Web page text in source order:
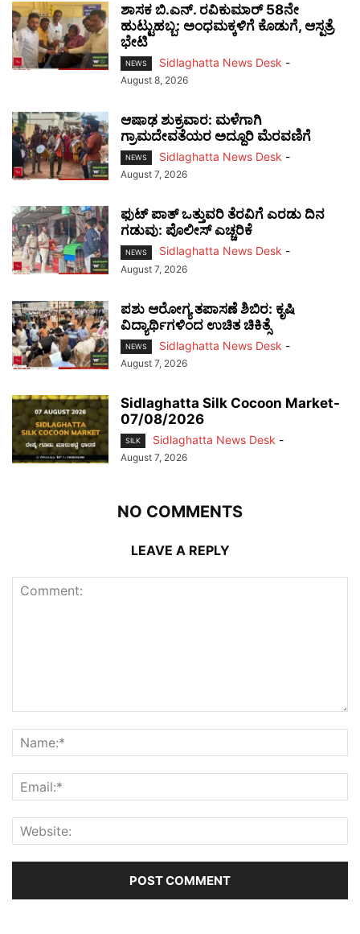
ಶಾಸಕ ಬಿ.ಎನ್. ರವಿಕುಮಾರ್ 58ನೇ
ಹುಟ್ಟುಹಬ್ಬ: ಅಂಧಮಕ್ಕಳಿಗೆ ಕೊಡುಗೆ, ಆಸ್ಪತ್ರೆ
ಭೇಟಿ
NEWS Sidlaghatta News Desk -
August 8, 2026
ಆಷಾಢ ಶುಕ್ರವಾರ: ಮಳೆಗಾಗಿ
ಗ್ರಾಮದೇವತೆಯರ ಅದ್ದೂರಿ ಮೆರವಣಿಗೆ
NEWS Sidlaghatta News Desk -
August 7, 2026
ಫುಟ್‌ ಪಾತ್ ಒತ್ತುವರಿ ತೆರವಿಗೆ ಎರಡು ದಿನ
ಗಡುವು: ಪೊಲೀಸ್ ಎಚ್ಚರಿಕೆ
NEWS Sidlaghatta News Desk -
August 7, 2026
ಪಶು ಆರೋಗ್ಯ ತಪಾಸಣೆ ಶಿಬಿರ: ಕೃಷಿ
ವಿದ್ಯಾರ್ಥಿಗಳಿಂದ ಉಚಿತ ಚಿಕಿತ್ಸೆ
NEWS Sidlaghatta News Desk -
August 7, 2026
Sidlaghatta Silk Cocoon Market-
07/08/2026
SILK Sidlaghatta News Desk -
August 7, 2026
NO COMMENTS
LEAVE A REPLY